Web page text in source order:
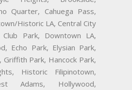
Quarter, Cahuega Pass,
Historic LA, Central City
Park, Downtown LA,
Echo Park, Elysian Park,
Griffith Park, Hancock Park,
Historic Filipinotown,
Adams, Hollywood,